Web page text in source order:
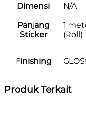
Dimensi
N/A
Panjang
Sticker
1
(Roll)
Finishing
Produk Terkait